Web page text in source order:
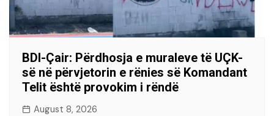
BDI-Çair: Përdhosja e muraleve të UÇK-
së në përvjetorin e rënies së Komandant
Telit është provokim i rëndë
August 8, 2026